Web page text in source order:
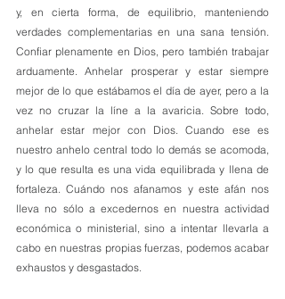
y, en cierta forma, de equilibrio, manteniendo
verdades complementarias en una sana tensión.
Confiar plenamente en Dios, pero también trabajar
arduamente. Anhelar prosperar y estar siempre
mejor de lo que estábamos el día de ayer, pero a la
vez no cruzar la líne a la avaricia. Sobre todo,
anhelar estar mejor con Dios. Cuando ese es
nuestro anhelo central todo lo demás se acomoda,
y lo que resulta es una vida equilibrada y llena de
fortaleza. Cuándo nos afanamos y este afán nos
lleva no sólo a excedernos en nuestra actividad
económica o ministerial, sino a intentar llevarla a
cabo en nuestras propias fuerzas, podemos acabar
exhaustos y desgastados.